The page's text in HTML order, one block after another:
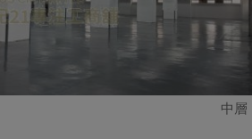
中層